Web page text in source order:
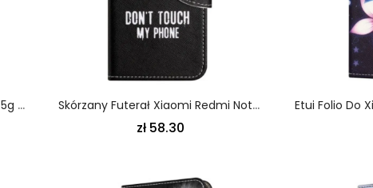
Obudowa Xiaomi Redmi Note 13 5g Etui Na Telefon Fioletowe Kwiaty I Motyle Skórzany Futerał Xiaomi Redmi Note 13 5g Etui Na Telefon Nie Dotykaj Mojego Telefonu
zł 58.30